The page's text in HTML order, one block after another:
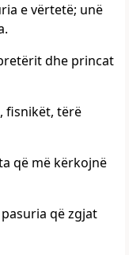
e vërtetë; unë
dhe princat
fisnikët, tërë
që më kërkojnë
që zgjat